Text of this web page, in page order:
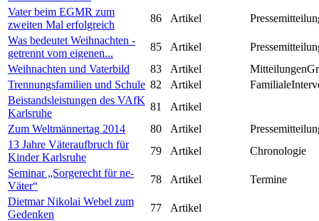
Vater beim EGMR zum
zweiten Mal erfolgreich
86 Artikel
Was bedeutet Weihnachten -
getrennt vom eigenen...
85 Artikel
Weihnachten und Vaterbild
83 Artikel
Trennungsfamilien und Schule 82 Artikel
Beistandsleistungen des VAfK
Karlsruhe
81
Artikel
Zum Weltmännertag 2014
80 Artikel
13 Jahre Väteraufbruch für
Kinder Karlsruhe
79 Artikel
Chronologie
Seminar „Sorgerecht für ne-
Väter“
78 Artikel
Termine
Dietmar Nikolai Webel zum
Gedenken
77
Artikel